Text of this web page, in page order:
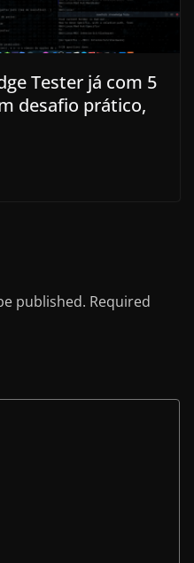
Tester já com 5
desafio prático,
published. Required